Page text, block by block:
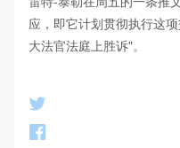
应，即它计划贯彻执行这
大法官法庭上胜诉"。